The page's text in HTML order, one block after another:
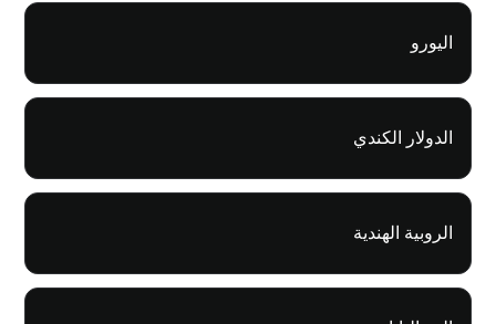
اليورو
الدولار الكندي
الروبية الهندية